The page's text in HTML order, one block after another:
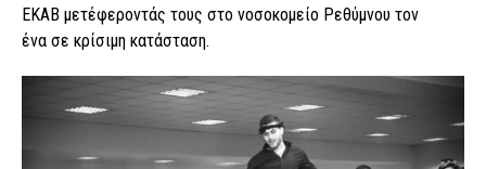
ΕΚΑΒ μετέφεροντάς τους στο νοσοκομείο Ρεθύμνου τον
ένα σε κρίσιμη κατάσταση.